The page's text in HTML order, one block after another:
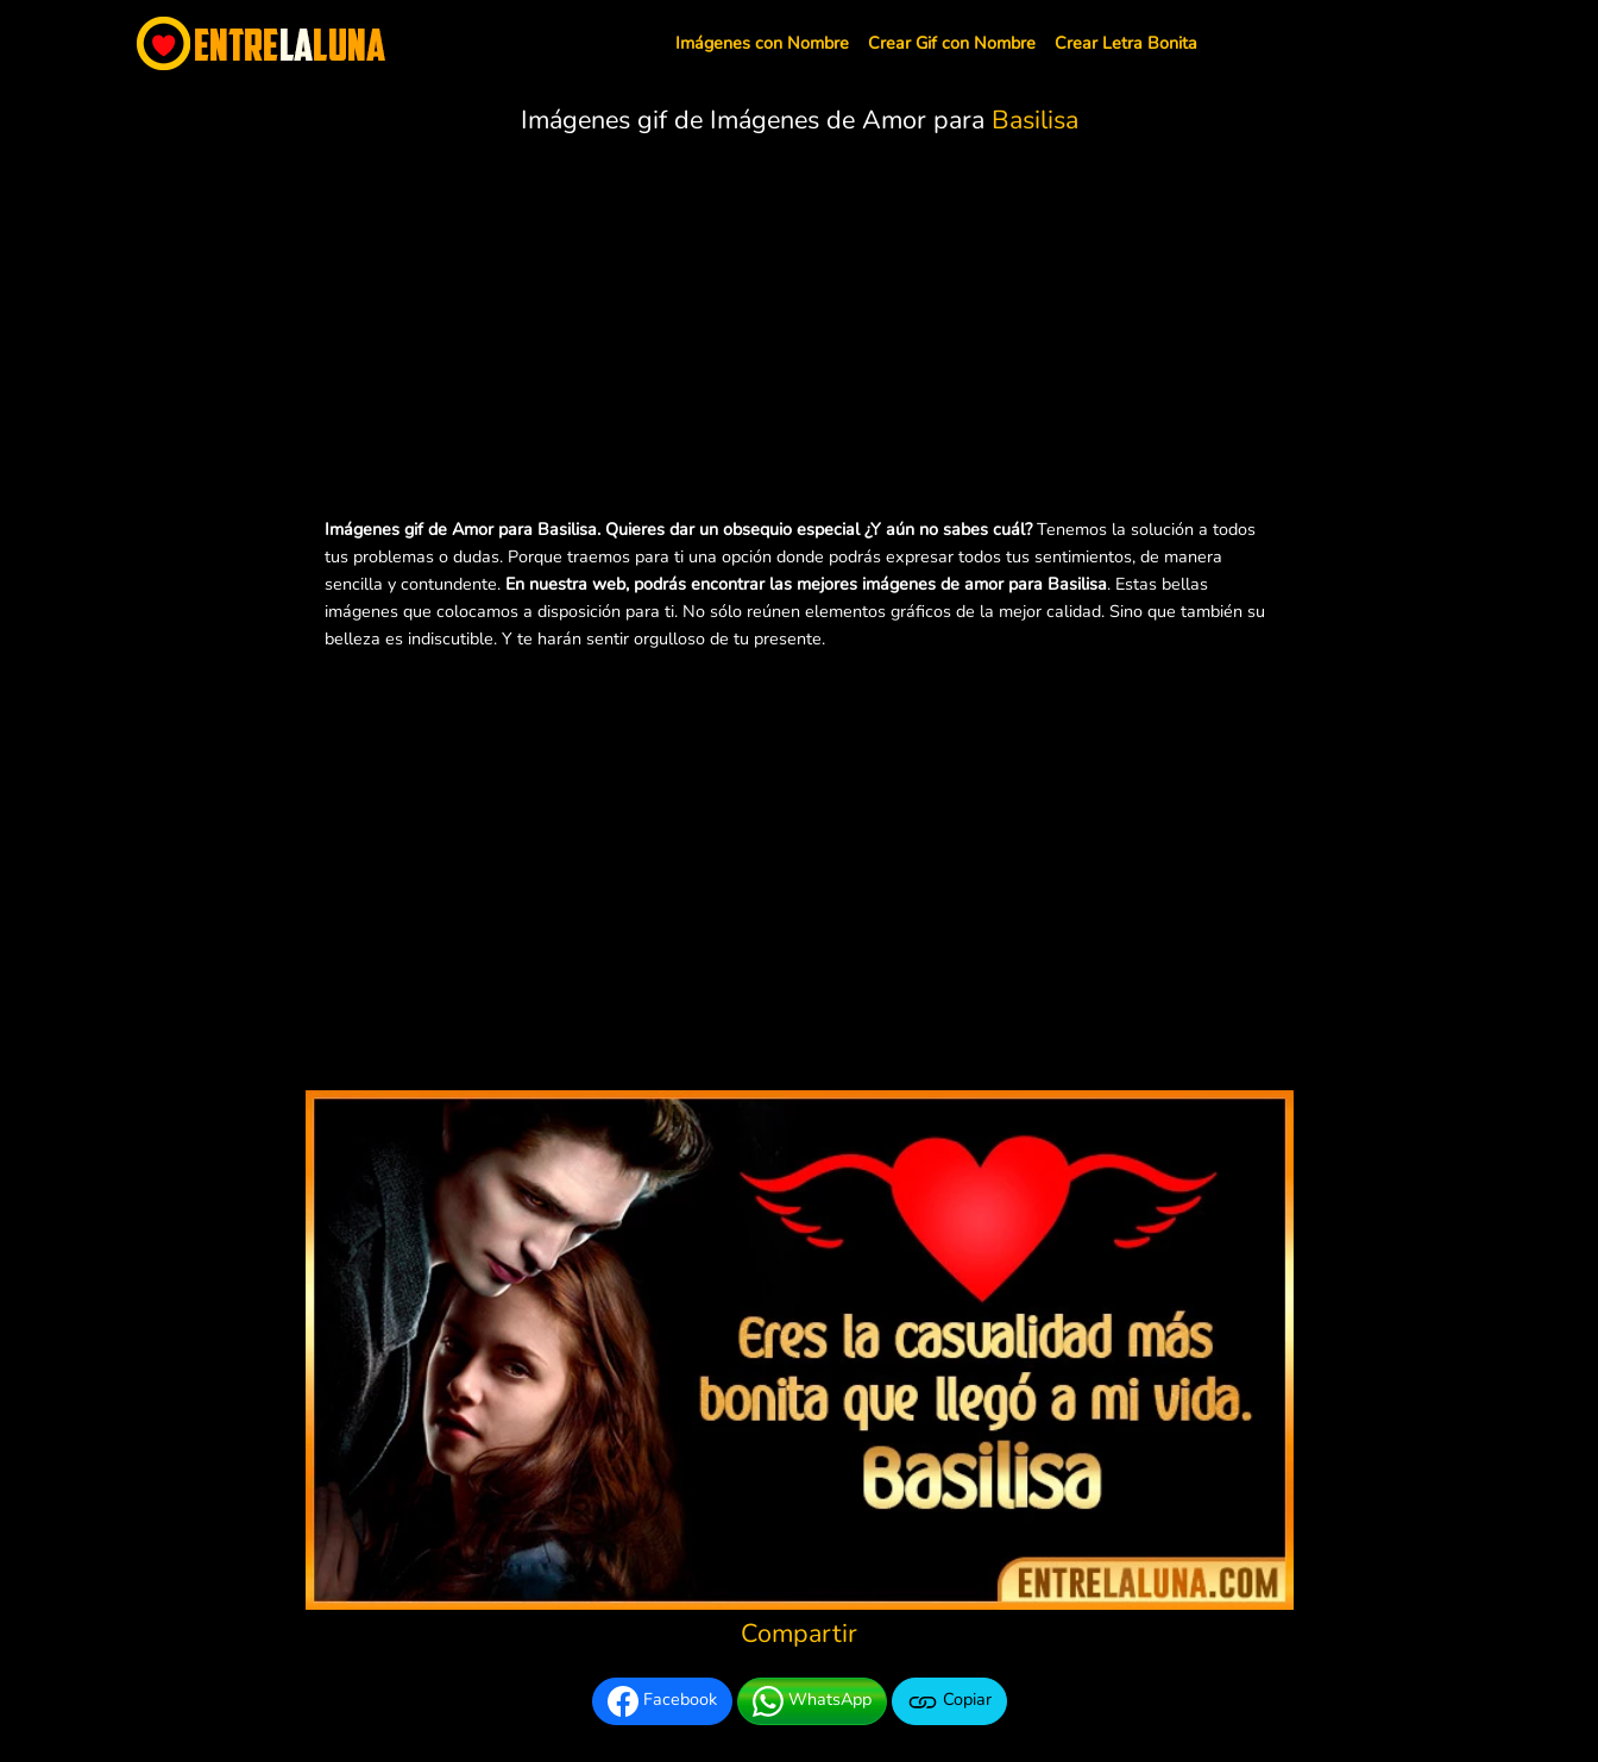
Imágenes con Nombre Crear Gif con Nombre Crear Letra Bonita
Imágenes gif de Imágenes de Amor para Basilisa
Imágenes gif de Amor para Basilisa. Quieres dar un obsequio especial ¿Y aún no sabes cuál?Tenemos la solución a todos
tus problemas o dudas. Porque traemos para ti una opción donde podrás expresar todos tus sentimientos, de manera
sencilla y contundente. En nuestra web, podrás encontrar las mejores imágenes de amor para Basilisa. Estas bellas
imágenes que colocamos a disposición para ti. No sólo reúnen elementos gráficos de la mejor calidad. Sino que también su
belleza es indiscutible. Y te harán sentir orgulloso de tu presente.
Compartir
Facebook WhatsApp Copiar